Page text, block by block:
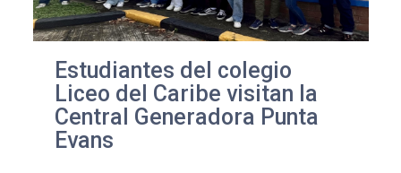
Estudiantes del colegio
Liceo del Caribe visitan la
Central Generadora Punta
Evans